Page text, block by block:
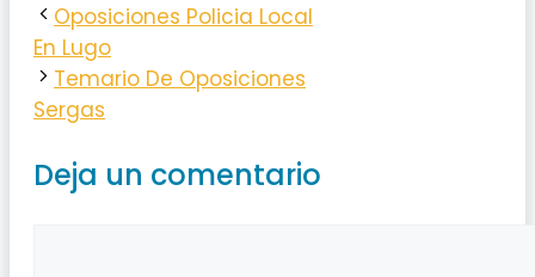
Oposiciones Policia Local
En Lugo
Temario De Oposiciones
Sergas
Deja un comentario